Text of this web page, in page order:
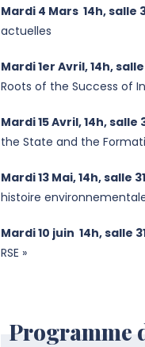
Mardi 4 Mars 14h, salle
actuelles
Mardi 1er Avril, 14h, salle
Roots of the Success of
Mardi 15 Avril, 14h, salle
the State and the
Mardi 13 Mai, 14h, salle
histoire
Mardi 10 juin 14h, salle
RSE »
Programme